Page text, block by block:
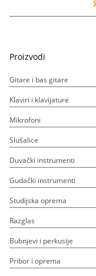
Proizvodi
Gitare i bas gitare
Klaviri i klavijature
Mikrofoni
Slušalice
Duvački instrumenti
Gudački instrumenti
Studijska oprema
Razglas
Bubnjevi i perkusije
Pribor i oprema